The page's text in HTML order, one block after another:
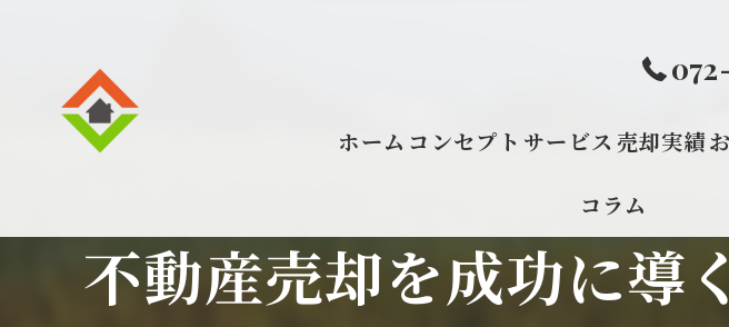
ホーム コンセプト サービス 売却実績
コラム
不動産売却を成功に導